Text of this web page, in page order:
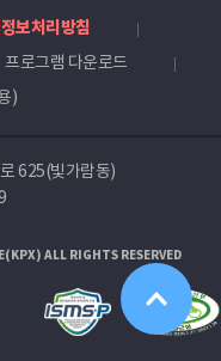
보처리방침
프로그램 다운로드
)
625(빛가람동)
ALL RIGHTS RESERVED